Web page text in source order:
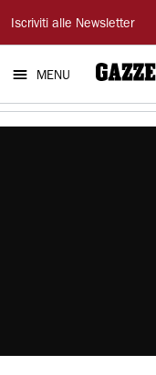
Gazzetta
di
Modena
Iscriviti alle Newsletter
MENU